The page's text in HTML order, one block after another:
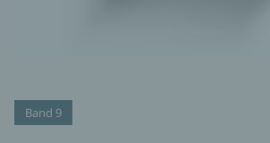
Band 9